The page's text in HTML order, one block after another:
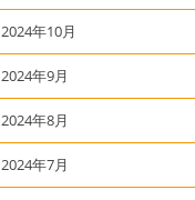
2024年10月
2024年9月
2024年8月
2024年7月